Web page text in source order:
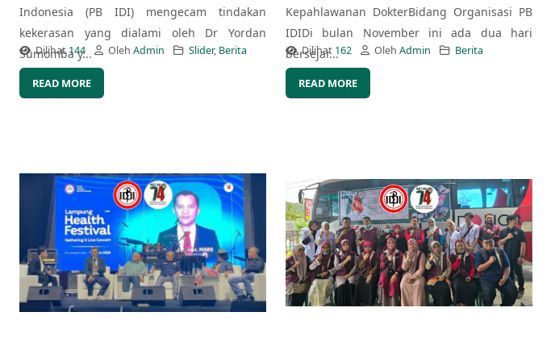
Indonesia (PB IDI) mengecam tindakan
kekerasan yang dialami oleh Dr Yordan
Sumomba y...
Dilihat144 Oleh Admin Slider, Berita
READ MORE
Kepahlawanan DokterBidang Organisasi PB
IDIDi bulan November ini ada dua hari
bersejar...
Dilihat 162 Oleh Admin Berita
READ MORE